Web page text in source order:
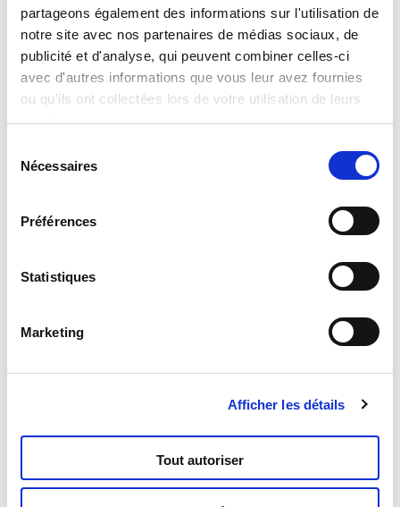
partageons également des informations sur l'utilisation de
notre site avec nos partenaires de médias sociaux, de
publicité et d'analyse, qui peuvent combiner celles-ci
avec d'autres informations que vous leur avez fournies
ou qu'ils ont collectées lors de votre utilisation de leurs
services.
Nécessaires
Préférences
Statistiques
Marketing
Afficher les détails
Tout autoriser
Barbie Be A Star! Make Up Trousse
Barbie Bijoux We Dream Together